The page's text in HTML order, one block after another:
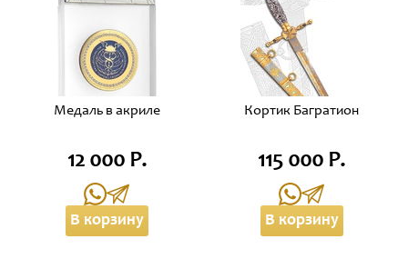
Медаль в акриле
12 000 Р.
В корзину
Кортик Багратион
115 000 Р.
В корзину